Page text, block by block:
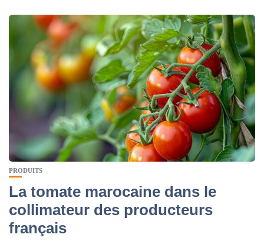
PRODUITS
La tomate marocaine dans le
collimateur des producteurs
français